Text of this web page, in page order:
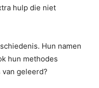
hulp die niet
Hun namen
hun methodes
geleerd?